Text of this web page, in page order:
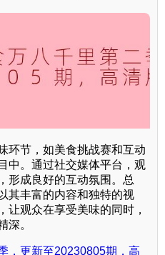
环节，如美食挑战赛和互动
中。通过社交媒体平台，观
形成良好的互动氛围。总
其丰富的内容和独特的视
让观众在享受美味的同时，
深。
，更新至20230805期，高